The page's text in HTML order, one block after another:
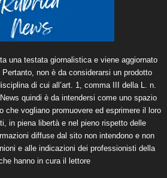
una testata giornalistica e viene aggiornato
non è da considerarsi un prodotto
di cui all’art. 1, comma III della L. n.
quindi è da intendersi come uno spazio
che vogliano promuovere ed esprimere il loro
in piena libertà e nel pieno rispetto delle
diffuse dal sito non intendono e non
e alle indicazioni dei professionisti della
hanno in cura il lettore